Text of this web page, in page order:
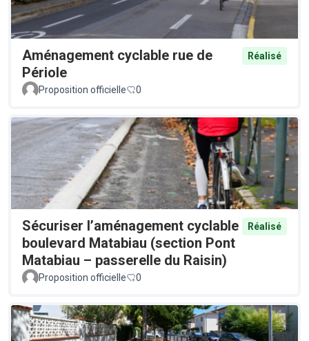
Aménagement cyclable rue de
Périole
Réalisé
Proposition officielle 0
Sécuriser l’aménagement cyclable
boulevard Matabiau (section Pont
Matabiau – passerelle du Raisin)
Réalisé
Proposition officielle 0